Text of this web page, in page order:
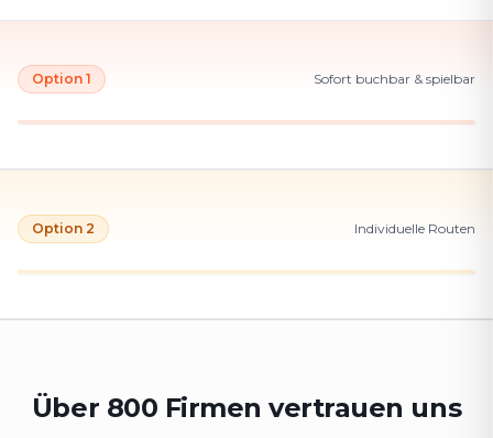
Option 1 Sofort buchbar & spielbar
Option 2 Individuelle Routen
Über 800 Firmen vertrauen uns